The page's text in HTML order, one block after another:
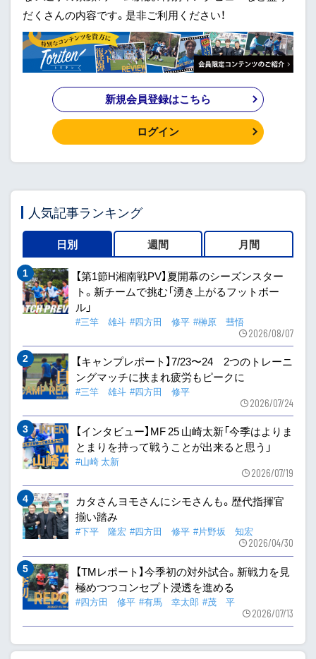
だくさんの内容です。是非ご利用ください！
新規会員登録はこちら
ログイン
人気記事ランキング
日別 週間 月間
【第1節H湘南戦PV】夏開幕のシーズンスター
ト。新チームで挑む「湧き上がるフットボー
ル」
#三竿 雄斗 #四方田 修平 #榊原 彗悟
2026/08/07
【キャンプレポート】7/23〜24 2つのトレーニ
ングマッチに挟まれ疲労もピークに
#三竿 雄斗 #四方田 修平
2026/07/24
【インタビュー】MF 25 山崎太新「今季はよりま
とまりを持って戦うことが出来ると思う」
#山崎 太新
2026/07/19
カタさんヨモさんにシモさんも。歴代指揮官
揃い踏み
#下平 隆宏 #四方田 修平 #片野坂 知宏
2026/04/30
【TMレポート】今季初の対外試合。新戦力を見
極めつつコンセプト浸透を進める
#四方田 修平 #有馬 幸太郎 #茂 平
2026/07/13